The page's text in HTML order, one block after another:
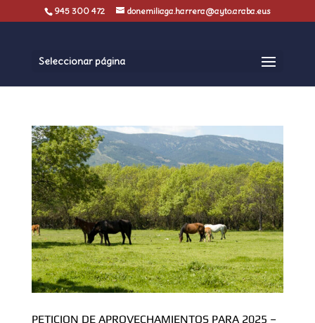
945 300 472 donemiliaga.harrera@ayto.araba.eus
Seleccionar página
PETICION DE APROVECHAMIENTOS PARA 2025 –